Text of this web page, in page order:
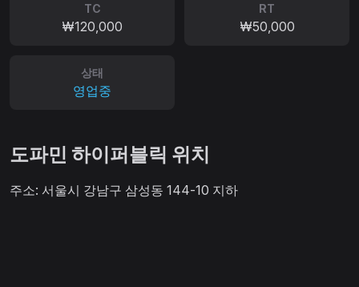
TC
₩120,000
RT
₩50,000
상태
영업중
도파민 하이퍼블릭 위치
주소: 서울시 강남구 삼성동 144-10 지하